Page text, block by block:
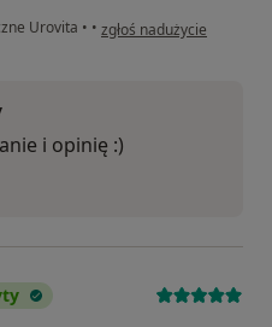
Urovita • • w opinii użytkownika
zgłoś nadużycie
i opinię :)